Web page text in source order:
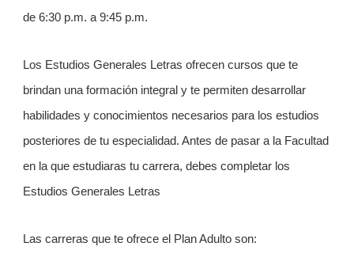
de 6:30 p.m. a 9:45 p.m.
Los Estudios Generales Letras ofrecen cursos que te
brindan una formación integral y te permiten desarrollar
habilidades y conocimientos necesarios para los estudios
posteriores de tu especialidad. Antes de pasar a la Facultad
en la que estudiaras tu carrera, debes completar los
Estudios Generales Letras
Las carreras que te ofrece el Plan Adulto son: